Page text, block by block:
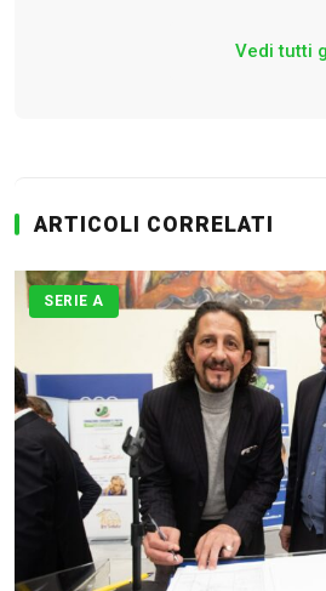
Vedi tutti
ARTICOLI CORRELATI
SERIE A